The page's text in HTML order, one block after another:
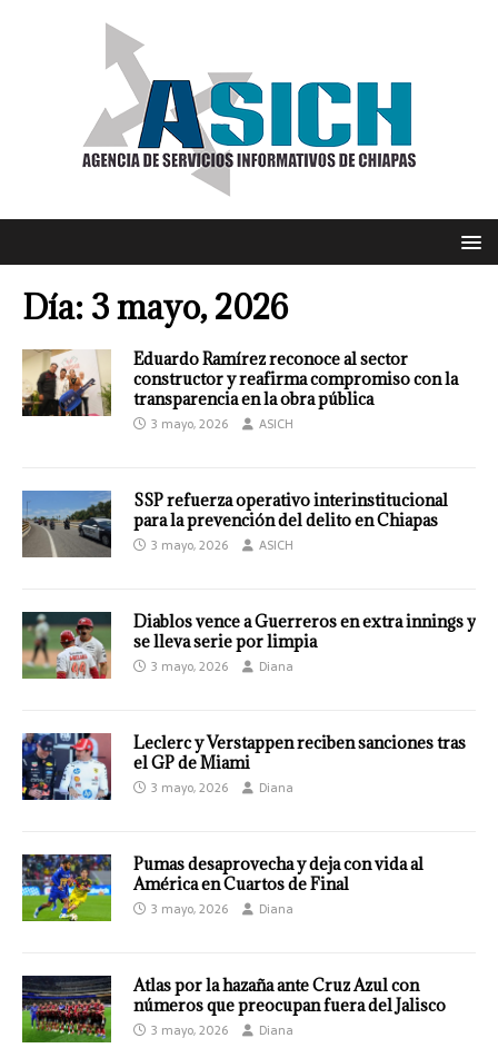
Día: 3 mayo, 2026
Eduardo Ramírez reconoce al sector
constructor y reafirma compromiso con la
transparencia en la obra pública
3 mayo, 2026 ASICH
SSP refuerza operativo interinstitucional
para la prevención del delito en Chiapas
3 mayo, 2026 ASICH
Diablos vence a Guerreros en extra innings y
se lleva serie por limpia
3 mayo, 2026 Diana
Leclerc y Verstappen reciben sanciones tras
el GP de Miami
3 mayo, 2026 Diana
Pumas desaprovecha y deja con vida al
América en Cuartos de Final
3 mayo, 2026 Diana
Atlas por la hazaña ante Cruz Azul con
números que preocupan fuera del Jalisco
3 mayo, 2026 Diana